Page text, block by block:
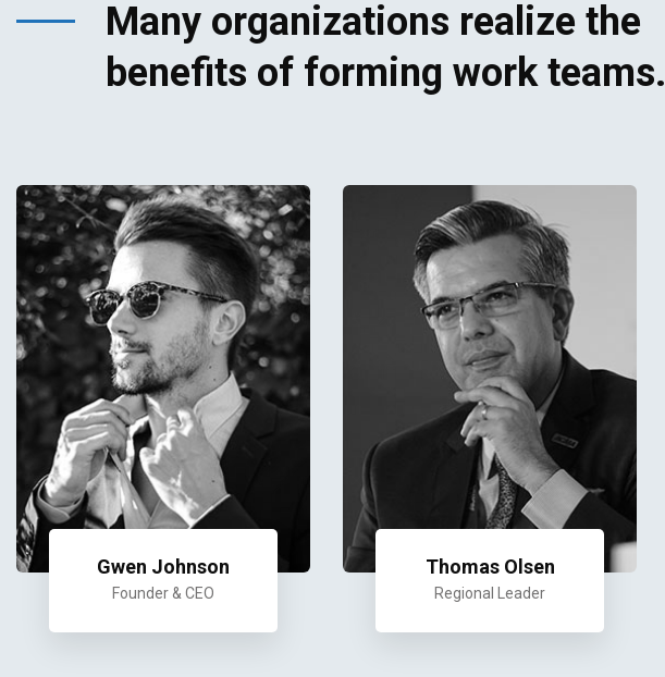
Many organizations realize the
benefits of forming work teams.
Gwen Johnson
Founder & CEO
Thomas Olsen
Regional Leader